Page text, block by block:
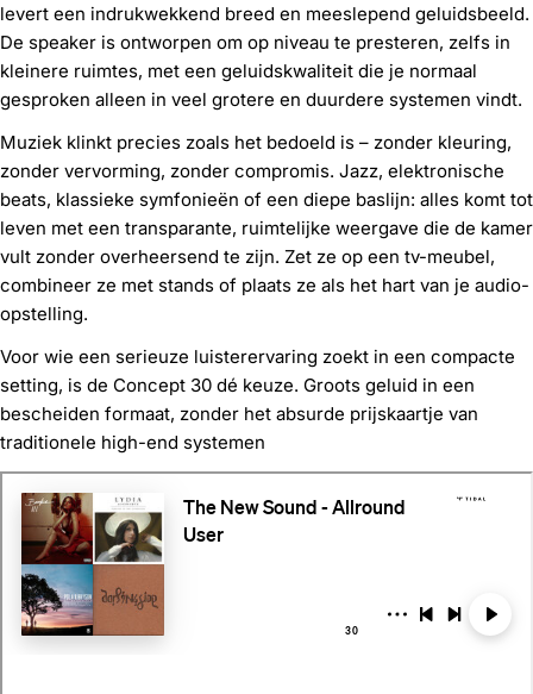
levert een indrukwekkend breed en meeslepend geluidsbeeld.
De speaker is ontworpen om op niveau te presteren, zelfs in
kleinere ruimtes, met een geluidskwaliteit die je normaal
gesproken alleen in veel grotere en duurdere systemen vindt.
Muziek klinkt precies zoals het bedoeld is – zonder kleuring,
zonder vervorming, zonder compromis. Jazz, elektronische
beats, klassieke symfonieën of een diepe baslijn: alles komt tot
leven met een transparante, ruimtelijke weergave die de kamer
vult zonder overheersend te zijn. Zet ze op een tv-meubel,
combineer ze met stands of plaats ze als het hart van je audio-
opstelling.
Voor wie een serieuze luisterervaring zoekt in een compacte
setting, is de Concept 30 dé keuze. Groots geluid in een
bescheiden formaat, zonder het absurde prijskaartje van
traditionele high-end systemen